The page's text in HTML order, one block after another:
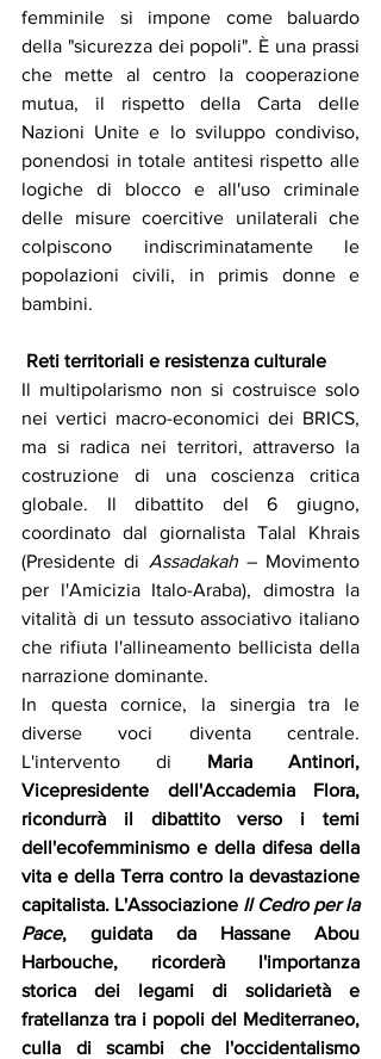
femminile si impone come baluardo
della "sicurezza dei popoli". È una prassi
che mette al centro la cooperazione
mutua, il rispetto della Carta delle
Nazioni Unite e lo sviluppo condiviso,
ponendosi in totale antitesi rispetto alle
logiche di blocco e all'uso criminale
delle misure coercitive unilaterali che
colpiscono indiscriminatamente le
popolazioni civili, in primis donne e
bambini.
Reti territoriali e resistenza culturale
Il multipolarismo non si costruisce solo
nei vertici macro-economici dei BRICS,
ma si radica nei territori, attraverso la
costruzione di una coscienza critica
globale. Il dibattito del 6 giugno,
coordinato dal giornalista Talal Khrais
(Presidente di Assadakah – Movimento
per l'Amicizia Italo-Araba), dimostra la
vitalità di un tessuto associativo italiano
che rifiuta l'allineamento bellicista della
narrazione dominante.
In questa cornice, la sinergia tra le
diverse voci diventa centrale.
L'intervento di Maria Antinori,
Vicepresidente dell'Accademia Flora,
ricondurrà il dibattito verso i temi
dell'ecofemminismo e della difesa della
vita e della Terra contro la devastazione
capitalista. L'Associazione Il Cedro per la
Pace, guidata da Hassane Abou
Harbouche, ricorderà l'importanza
storica dei legami di solidarietà e
fratellanza tra i popoli del Mediterraneo,
culla di scambi che l'occidentalismo